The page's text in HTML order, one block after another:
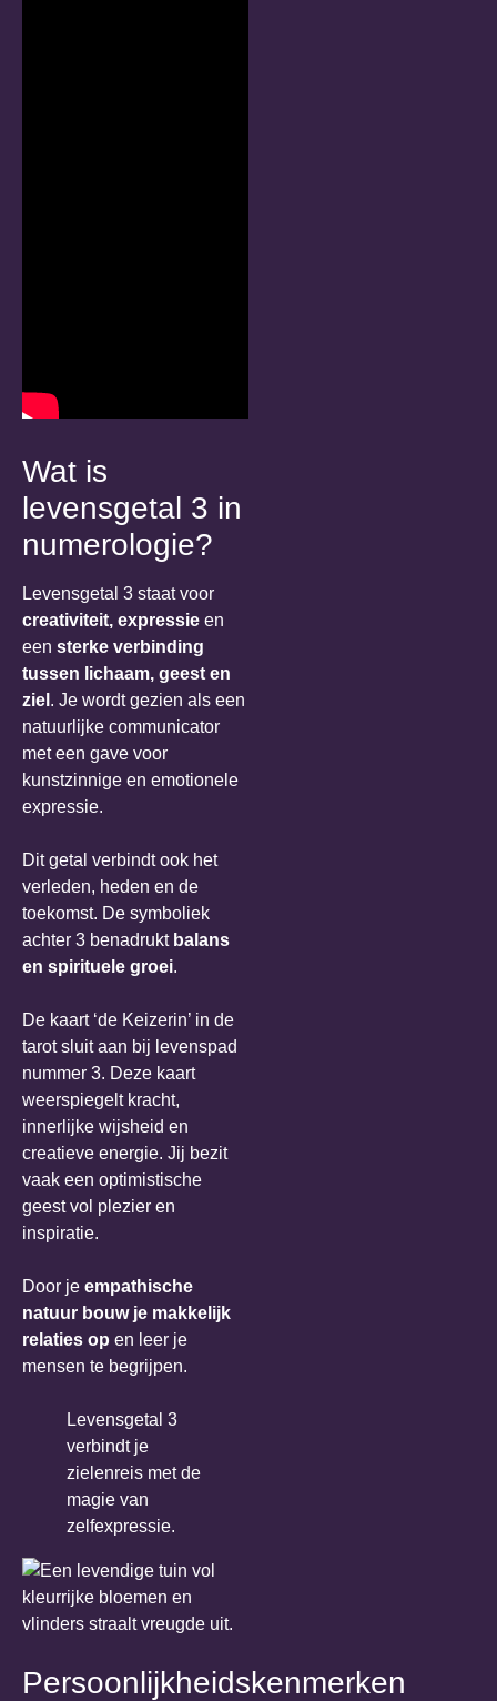
Wat is
levensgetal 3 in
numerologie?
Levensgetal 3 staat voor
creativiteit, expressie en
een sterke verbinding
tussen lichaam, geest en
ziel . Je wordt gezien als een
natuurlijke communicator
met een gave voor
kunstzinnige en emotionele
expressie.
Dit getal verbindt ook het
verleden, heden en de
toekomst. De symboliek
achter 3 benadrukt balans
en spirituele groei.
De kaart ‘de Keizerin’ in de
tarot sluit aan bij levenspad
nummer 3. Deze kaart
weerspiegelt kracht,
innerlijke wijsheid en
creatieve energie. Jij bezit
vaak een optimistische
geest vol plezier en
inspiratie.
Door je empathische
natuur bouw je makkelijk
relaties op en leer je
mensen te begrijpen.
Levensgetal 3
verbindt je
zielenreis met de
magie van
zelfexpressie.
Persoonlijkheidskenmerken